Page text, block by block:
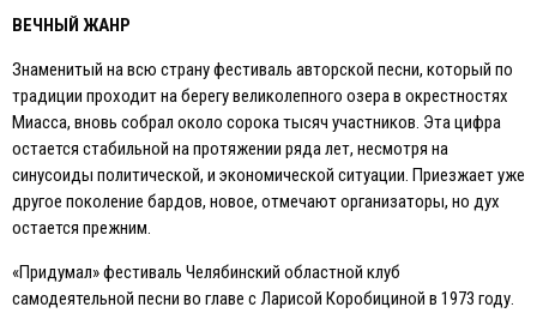
ВЕЧНЫЙ ЖАНР
Знаменитый на всю страну фестиваль авторской песни, который по
традиции проходит на берегу великолепного озера в окрестностях
Миасса, вновь собрал около сорока тысяч участников. Эта цифра
остается стабильной на протяжении ряда лет, несмотря на
синусоиды политической, и экономической ситуации. Приезжает уже
другое поколение бардов, новое, отмечают организаторы, но дух
остается прежним.
«Придумал» фестиваль Челябинский областной клуб
самодеятельной песни во главе с Ларисой Коробициной в 1973 году.